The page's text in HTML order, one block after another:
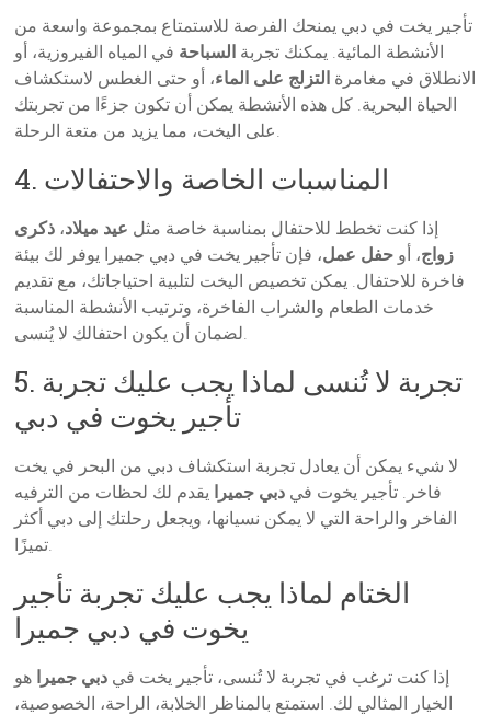
تأجير يخت في دبي يمنحك الفرصة للاستمتاع بمجموعة واسعة من
الأنشطة المائية. يمكنك تجربة السباحة في المياه الفيروزية، أو
الانطلاق في مغامرة التزلج على الماء، أو حتى الغطس لاستكشاف
الحياة البحرية. كل هذه الأنشطة يمكن أن تكون جزءًا من تجربتك
على اليخت، مما يزيد من متعة الرحلة.
4. المناسبات الخاصة والاحتفالات
إذا كنت تخطط للاحتفال بمناسبة خاصة مثل عيد ميلاد، ذكرى
زواج، أو حفل عمل، فإن تأجير يخت في دبي جميرا يوفر لك بيئة
فاخرة للاحتفال. يمكن تخصيص اليخت لتلبية احتياجاتك، مع تقديم
خدمات الطعام والشراب الفاخرة، وترتيب الأنشطة المناسبة
لضمان أن يكون احتفالك لا يُنسى.
5. تجربة لا تُنسى لماذا يجب عليك تجربة
تأجير يخوت في دبي
لا شيء يمكن أن يعادل تجربة استكشاف دبي من البحر في يخت
فاخر. تأجير يخوت في دبي جميرا يقدم لك لحظات من الترفيه
الفاخر والراحة التي لا يمكن نسيانها، ويجعل رحلتك إلى دبي أكثر
تميزًا.
الختام لماذا يجب عليك تجربة تأجير
يخوت في دبي جميرا
إذا كنت ترغب في تجربة لا تُنسى، تأجير يخت في دبي جميرا هو
الخيار المثالي لك. استمتع بالمناظر الخلابة، الراحة، الخصوصية،